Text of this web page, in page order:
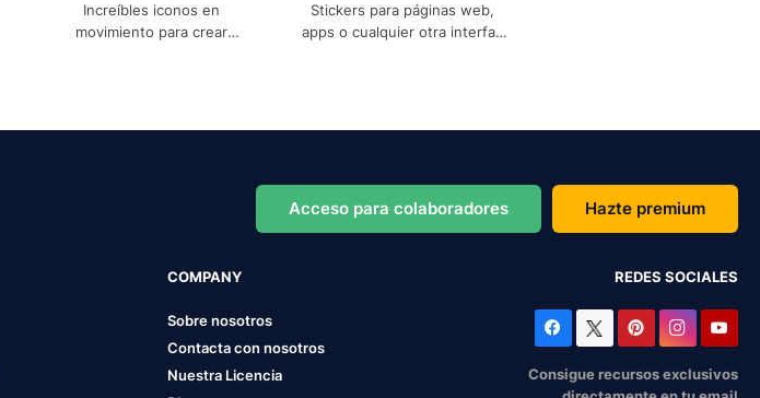
Increíbles iconos en
movimiento para crear
Stickers para páginas web,
apps o cualquier otra interfaz
Acceso para colaboradores Hazte premium
COMPANY
Sobre nosotros
Contacta con nosotros
Nuestra Licencia
REDES SOCIALES
Consigue recursos exclusivos